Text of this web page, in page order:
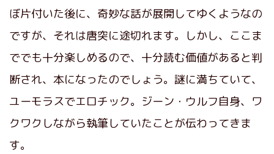
ぼ片付いた後に、奇妙な話が展開してゆくようなの
ですが、それは唐突に途切れます。しかし、ここま
ででも十分楽しめるので、十分読む価値があると判
断され、本になったのでしょう。謎に満ちていて、
ユーモラスでエロチック。ジーン・ウルフ自身、ワ
クワクしながら執筆していたことが伝わってきま
す。